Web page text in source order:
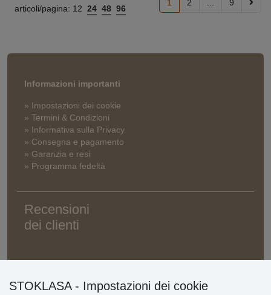
articoli/pagina: 12 24 48 96
1 2 9
Informazioni importanti
» Impostazioni dei cookie
» Termini & Condizioni
» Informativa sulla Privacy
» Consegna e pagamento
» Garanzia e resi
» Programma fedeltà
Recensioni
dei clienti
STOKLASA - Impostazioni dei cookie